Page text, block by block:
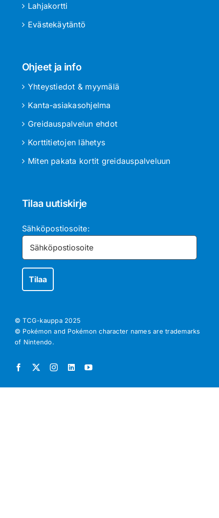
Lahjakortti
Evästekäytäntö
Ohjeet ja info
Yhteystiedot & myymälä
Kanta-asiakasohjelma
Greidauspalvelun ehdot
Korttitietojen lähetys
Miten pakata kortit greidauspalveluun
Tilaa uutiskirje
Sähköpostiosoite:
© TCG-kauppa 2025
© Pokémon and Pokémon character names are trademarks
of Nintendo.